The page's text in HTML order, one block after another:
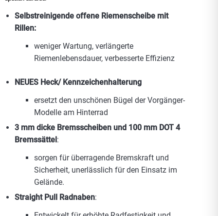
Selbstreinigende offene Riemenscheibe mit
Rillen:
weniger Wartung, verlängerte
Riemenlebensdauer, verbesserte Effizienz
NEUES Heck/ Kennzeichenhalterung
ersetzt den unschönen Bügel der Vorgänger-
Modelle am Hinterrad
3 mm dicke Bremsscheiben und 100 mm DOT 4
Bremssättel:
sorgen für überragende Bremskraft und
Sicherheit, unerlässlich für den Einsatz im
Gelände.
Straight Pull Radnaben: